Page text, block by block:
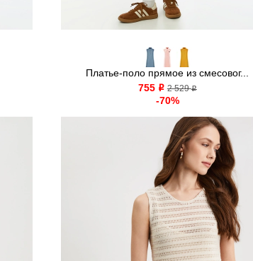
Платье-поло прямое из смесовог...
755 o 2 529o
-70%